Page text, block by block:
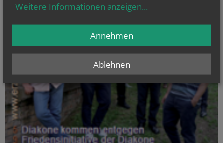
Weitere Informationen anzeigen...
Ablehnen
Annehmen